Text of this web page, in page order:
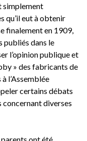
simplement
qu’il eut à obtenir
finalement en 1909,
publiés dans le
l’opinion publique et
» des fabricants de
l’Assemblée
certains débats
diverses
parents ont été